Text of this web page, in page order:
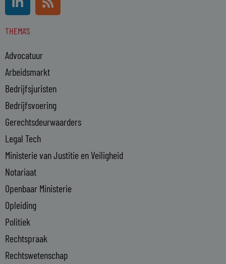
i
n
k
d
i
n
-
i
n
s
s
THEMA'S
Advocatuur
Arbeidsmarkt
Bedrijfsjuristen
Bedrijfsvoering
Gerechtsdeurwaarders
Legal Tech
Ministerie van Justitie en Veiligheid
Notariaat
Openbaar Ministerie
Opleiding
Politiek
Rechtspraak
Rechtswetenschap